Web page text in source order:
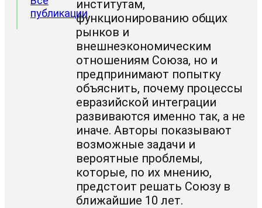
публикации
институтам,
функционированию общих
рынков и
внешнеэкономическим
отношениям Союза, но и
предпринимают попытку
объяснить, почему процессы
евразийской интеграции
развиваются именно так, а не
иначе. Авторы показывают
возможные задачи и
вероятные проблемы,
которые, по их мнению,
предстоит решать Союзу в
ближайшие 10 лет.